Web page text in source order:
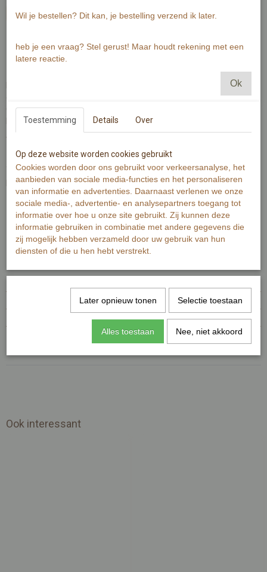
In winkelwagen
Geef een bloementuin.
Bloemenzaad verpakt in een reageerbuis met bijbehorende kaart
Geef de zaadjes liefde en een beetje water en geniet van de
bloemenpracht!
Wie geef jij een bloemetje?
zaai buiten van maart-juli, binnen het hele jaar rond.
De verpakking past door de brievenbus!
Let op: op de foto's is het product afgebeeld met de tekst 'een
momentje voor jou'.
47,00 g
13,80 x 7 x 2,10 cm
Ook interessant
Wil je bestellen? Dit kan, je bestelling verzend ik later.
heb je een vraag? Stel gerust! Maar houdt rekening met een
latere reactie.
Ok
Toestemming Details Over
Op deze website worden cookies gebruikt
Cookies worden door ons gebruikt voor verkeersanalyse, het
aanbieden van sociale media-functies en het personaliseren
van informatie en advertenties. Daarnaast verlenen we onze
sociale media-, advertentie- en analysepartners toegang tot
informatie over hoe u onze site gebruikt. Zij kunnen deze
informatie gebruiken in combinatie met andere gegevens die
zij mogelijk hebben verzameld door uw gebruik van hun
diensten of die u hen hebt verstrekt.
Later opnieuw tonen Selectie toestaan
Alles toestaan Nee, niet akkoord